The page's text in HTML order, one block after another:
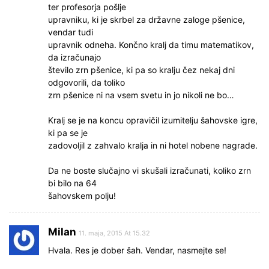
ter profesorja pošlje
upravniku, ki je skrbel za državne zaloge pšenice,
vendar tudi
upravnik odneha. Končno kralj da timu matematikov,
da izračunajo
število zrn pšenice, ki pa so kralju čez nekaj dni
odgovorili, da toliko
zrn pšenice ni na vsem svetu in jo nikoli ne bo…
Kralj se je na koncu opravičil izumitelju šahovske igre,
ki pa se je
zadovoljil z zahvalo kralja in ni hotel nobene nagrade.
Da ne boste slučajno vi skušali izračunati, koliko zrn
bi bilo na 64
šahovskem polju!
Milan 11. maja, 2015 At 15.32
Hvala. Res je dober šah. Vendar, nasmejte se!